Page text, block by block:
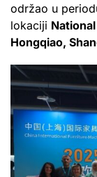
održao u
lokaciji
Hongqiao,